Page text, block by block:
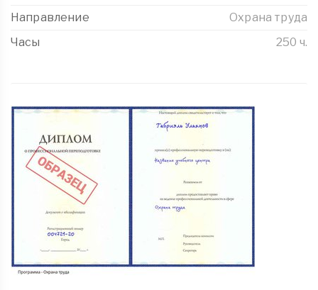
Направление
Охрана труда
Часы
250 ч.